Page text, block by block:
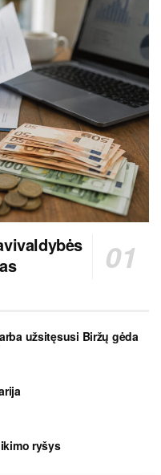
užsitęsusi Biržų gėda
ryšys